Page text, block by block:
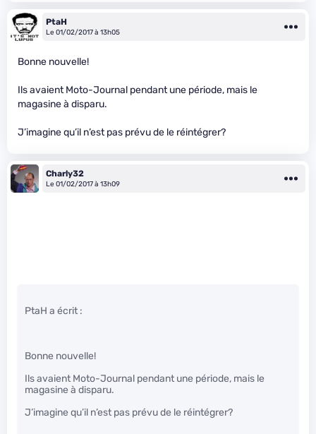
PtaH
Le 01/02/2017 à 13h05
Bonne nouvelle!
Ils avaient Moto-Journal pendant une période, mais le
magasine à disparu.
J’imagine qu’il n’est pas prévu de le réintégrer?
Charly32
Le 01/02/2017 à 13h09
PtaH a écrit :
Bonne nouvelle!
Ils avaient Moto-Journal pendant une période, mais le
magasine à disparu.
J’imagine qu’il n’est pas prévu de le réintégrer?